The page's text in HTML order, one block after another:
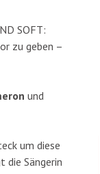
SOFT:
zu geben –
und
um diese
die Sängerin